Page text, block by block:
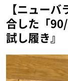
【ニュー
合した「
試し履き』